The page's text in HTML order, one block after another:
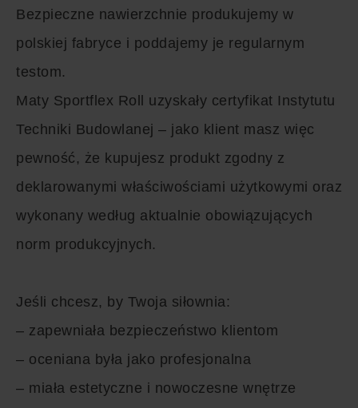
Bezpieczne nawierzchnie produkujemy w
polskiej fabryce i poddajemy je regularnym
testom.
Maty Sportflex Roll uzyskały certyfikat Instytutu
Techniki Budowlanej – jako klient masz więc
pewność, że kupujesz produkt zgodny z
deklarowanymi właściwościami użytkowymi oraz
wykonany według aktualnie obowiązujących
norm produkcyjnych.
Jeśli chcesz, by Twoja siłownia:
– zapewniała bezpieczeństwo klientom
– oceniana była jako profesjonalna
– miała estetyczne i nowoczesne wnętrze